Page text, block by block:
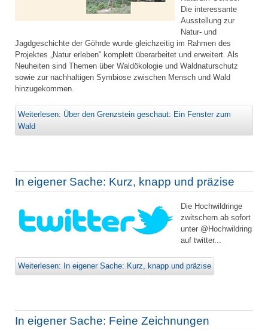
Die interessante
Ausstellung zur
Natur- und
Jagdgeschichte der Göhrde wurde gleichzeitig im Rahmen des
Projektes „Natur erleben“ komplett überarbeitet und erweitert. Als
Neuheiten sind Themen über Waldökologie und Waldnaturschutz
sowie zur nachhaltigen Symbiose zwischen Mensch und Wald
hinzugekommen.
Weiterlesen: Über den Grenzstein geschaut: Ein Fenster zum
Wald
In eigener Sache: Kurz, knapp und präzise
Die Hochwildringe
zwitschern ab sofort
unter @Hochwildring
auf twitter...
Weiterlesen: In eigener Sache: Kurz, knapp und präzise
In eigener Sache: Feine Zeichnungen